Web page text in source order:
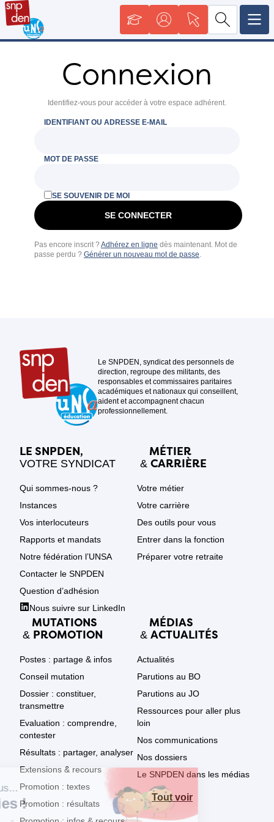
Connexion
Identifiez-vous pour accéder à votre espace adhérent.
IDENTIFIANT OU ADRESSE E-MAIL
MOT DE PASSE
SE SOUVENIR DE MOI
Pas encore inscrit ?Adhérez en ligne dès maintenant. Mot de
passe perdu ? Générer un nouveau mot de passe.
Le SNPDEN, syndicat des personnels de
direction, regroupe des militants, des
responsables et commissaires paritaires
académiques et nationaux qui conseillent,
aident et accompagnent chacun
professionnellement.
LE SNPDEN,
VOTRE SYNDICAT
Qui sommes-nous ?
Instances
Vos interlocuteurs
Rapports et mandats
Notre fédération l’UNSA
Contacter le SNPDEN
Question d’adhésion
Nous suivre sur LinkedIn
MÉTIER
& CARRIÈRE
Votre métier
Votre carrière
Des outils pour vous
Entrer dans la fonction
Préparer votre retraite
MUTATIONS
& PROMOTION
Postes : partage & infos
Conseil mutation
Dossier : constituer,
transmettre
Evaluation : comprendre,
contester
Résultats : partager, analyser
Extensions & recours
Promotion : textes
Promotion : résultats
MÉDIAS
& ACTUALITÉS
Actualités
Parutions au BO
Parutions au JO
Ressources pour aller plus
loin
Nos communications
Nos dossiers
Le SNPDEN dans les médias
Tout voir